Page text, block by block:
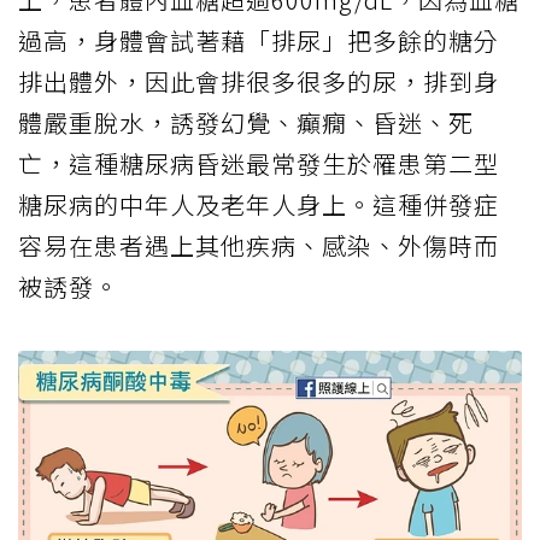
過高，身體會試著藉「排尿」把多餘的糖分
排出體外，因此會排很多很多的尿，排到身
體嚴重脫水，誘發幻覺、癲癇、昏迷、死
亡，這種糖尿病昏迷最常發生於罹患第二型
糖尿病的中年人及老年人身上。這種併發症
容易在患者遇上其他疾病、感染、外傷時而
被誘發。